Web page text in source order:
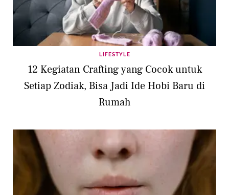
LIFESTYLE
12 Kegiatan Crafting yang Cocok untuk
Setiap Zodiak, Bisa Jadi Ide Hobi Baru di
Rumah